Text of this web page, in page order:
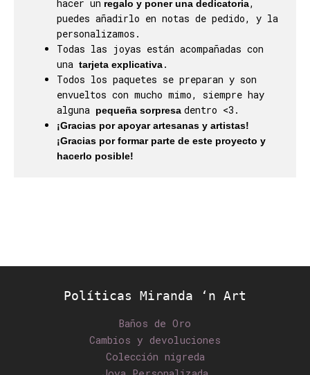
hacer un regalo y poner una dedicatoria,
puedes añadirlo en notas de pedido, y la
personalizamos.
Todas las joyas están acompañadas con
una tarjeta explicativa.
Todos los paquetes se preparan y son
envueltos con mucho mimo, siempre hay
alguna pequeña sorpresa dentro <3.
¡Gracias por apoyar artesanas y artistas!
¡Gracias por formar parte de este proyecto y
hacerlo posible!
Políticas Miranda ‘n Art
Baños de Oro
Cambios y devoluciones
Colección nigreda